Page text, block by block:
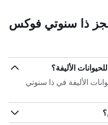
حجز ذا سنوتي فوكس
الأليفة؟
الأليفة في ذا سنوتي